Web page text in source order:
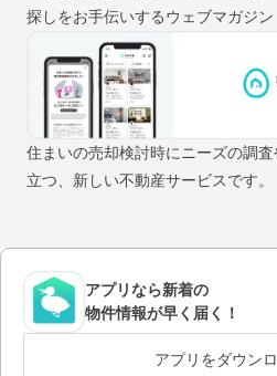
探しをお手伝いするウェブマガジン
住まいの売却検討時にニーズの調
立つ、新しい不動産サービスです。
アプリなら新着の
物件情報が早く届く！
アプリをダウン